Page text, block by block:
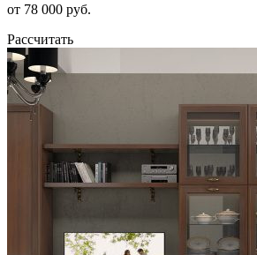
от 78 000 руб.
Рассчитать